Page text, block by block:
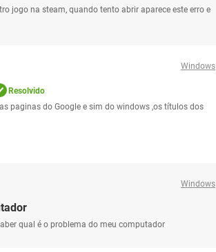
jogo na steam, quando tento abrir aparece este erro e
Windows
Resolvido
paginas do Google e sim do windows ,os títulos dos
Windows
qual é o problema do meu computador